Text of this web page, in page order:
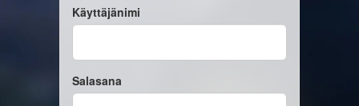
Käyttäjänimi
Salasana